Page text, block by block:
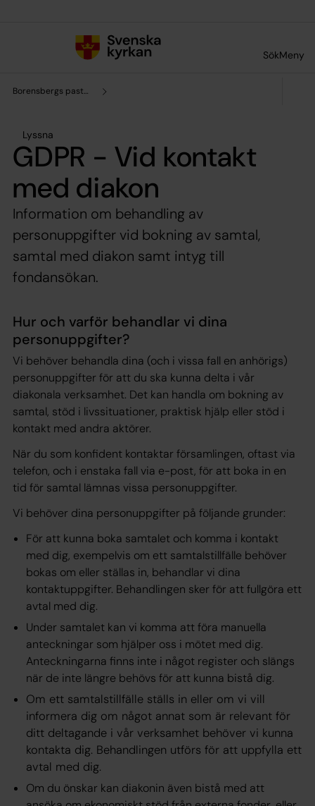
SökMeny
Borensbergs pastorat
Lyssna
GDPR - Vid kontakt
med diakon
Information om behandling av
personuppgifter vid bokning av samtal,
samtal med diakon samt intyg till
fondansökan.
Hur och varför behandlar vi dina
personuppgifter?
Vi behöver behandla dina (och i vissa fall en anhörigs)
personuppgifter för att du ska kunna delta i vår
diakonala verksamhet. Det kan handla om bokning av
samtal, stöd i livssituationer, praktisk hjälp eller stöd i
kontakt med andra aktörer.
När du som konfident kontaktar församlingen, oftast via
telefon, och i enstaka fall via e-post, för att boka in en
tid för samtal lämnas vissa personuppgifter.
Vi behöver dina personuppgifter på följande grunder:
För att kunna boka samtalet och komma i kontakt
med dig, exempelvis om ett samtalstillfälle behöver
bokas om eller ställas in, behandlar vi dina
kontaktuppgifter. Behandlingen sker för att fullgöra ett
avtal med dig.
Under samtalet kan vi komma att föra manuella
anteckningar som hjälper oss i mötet med dig.
Anteckningarna finns inte i något register och slängs
när de inte längre behövs för att kunna bistå dig.
Om ett samtalstillfälle ställs in eller om vi vill
informera dig om något annat som är relevant för
ditt deltagande i vår verksamhet behöver vi kunna
kontakta dig. Behandlingen utförs för att uppfylla ett
avtal med dig.
Om du önskar kan diakonin även bistå med att